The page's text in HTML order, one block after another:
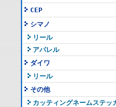
CEP
シマノ
リール
アパレル
ダイワ
リール
その他
カッティングネームステッ